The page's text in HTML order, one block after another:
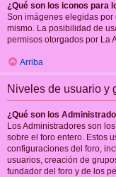
¿Qué son los iconos para
Son imágenes elegidas por
mismo. La posibilidad de
permisos otorgados por La
Arriba
Niveles de usuario y
¿Qué son los
Los Administradores son
sobre el foro entero. Estos
configuraciones del foro,
usuarios, creación de
fundador del foro y de los